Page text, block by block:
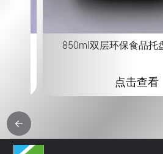
850ml双层环保食品托
点击查看